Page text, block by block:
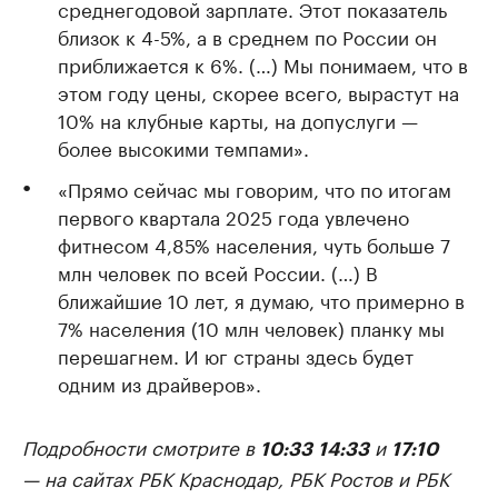
среднегодовой зарплате. Этот показатель
близок к 4-5%, а в среднем по России он
приближается к 6%. (…) Мы понимаем, что в
этом году цены, скорее всего, вырастут на
10% на клубные карты, на допуслуги —
более высокими темпами».
«Прямо сейчас мы говорим, что по итогам
первого квартала 2025 года увлечено
фитнесом 4,85% населения, чуть больше 7
млн человек по всей России. (…) В
ближайшие 10 лет, я думаю, что примерно в
7% населения (10 млн человек) планку мы
перешагнем. И юг страны здесь будет
одним из драйверов».
Подробности смотрите в 10:33 14:33и 17:10
— на сайтах РБК Краснодар, РБК Ростов и РБК